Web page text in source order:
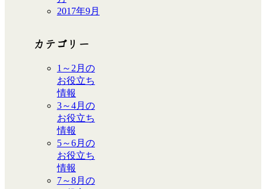
2017年9月
カテゴリー
1～2月の
お役立ち
情報
3～4月の
お役立ち
情報
5～6月の
お役立ち
情報
7～8月の